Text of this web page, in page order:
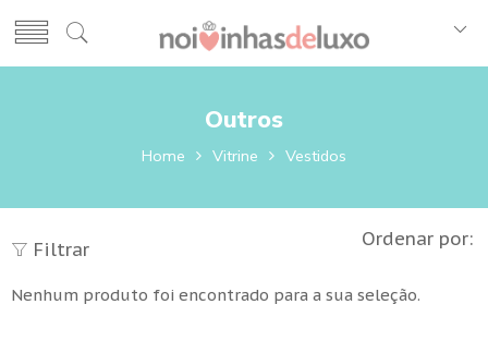
Outros
Home Vitrine Vestidos
Filtrar Ordenar por:
Nenhum produto foi encontrado para a sua seleção.